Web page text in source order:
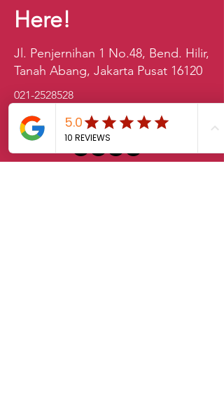
Here!
Jl. Penjernihan 1 No.48, Bend. Hilir,
Tanah Abang, Jakarta Pusat 16120
021-2528528
sales.klab@lxintl.co.kr